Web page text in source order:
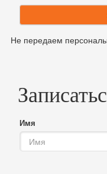
Не передаем
Имя